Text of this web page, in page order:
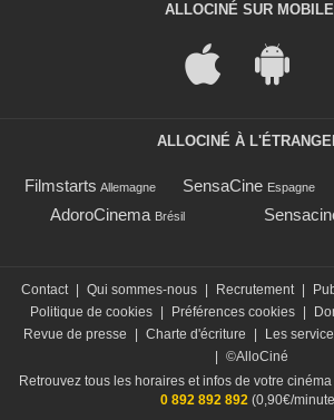
ALLOCINÉ SUR MOBILE
ALLOCINÉ À
Filmstarts Allemagne SensaCine Espagne
AdoroCinema Brésil
Contact Qui sommes-nous Recrutement
Politique de cookies
Préférences cookies
Revue de presse
Charte d'écriture Les
©AlloCiné
Retrouvez tous les horaires et infos de votre
0 892 892 892(0,90€/